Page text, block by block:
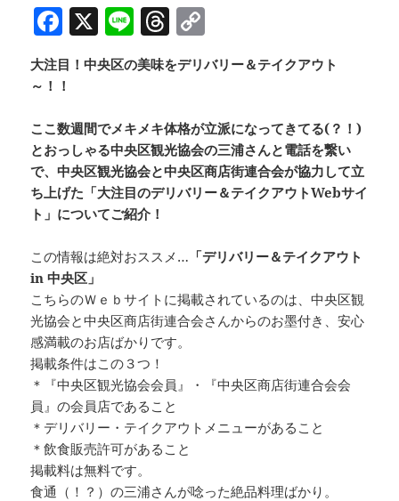
F
a
c
b
o
o
k
X Li
n
e
T
h
re
d
s
o
p
Li
n
k
大注目！中央区の美味をデリバリー＆テイクアウト
～！！
ここ数週間でメキメキ体格が立派になってきてる(？！)
とおっしゃる中央区観光協会の三浦さんと電話を繋い
で、中央区観光協会と中央区商店街連合会が協力して立
ち上げた「大注目のデリバリー＆テイクアウトWebサイ
ト」についてご紹介！
この情報は絶対おススメ… 「デリバリー＆テイクアウト
in 中央区」
こちらのＷｅｂサイトに掲載されているのは、中央区観
光協会と中央区商店街連合会さんからのお墨付き、安心
感満載のお店ばかりです。
掲載条件はこの３つ！
＊『中央区観光協会会員』・『中央区商店街連合会会
員』の会員店であること
＊デリバリー・テイクアウトメニューがあること
＊飲食販売許可があること
掲載料は無料です。
食通（！？）の三浦さんが唸った絶品料理ばかり。